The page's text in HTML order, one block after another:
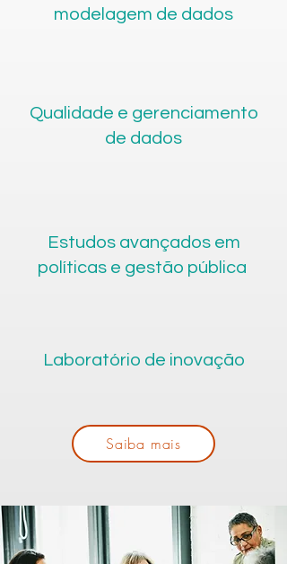
modelagem de dados
Qualidade e gerenciamento
de dados
Estudos avançados em
políticas e gestão pública
Laboratório de inovação
Saiba mais